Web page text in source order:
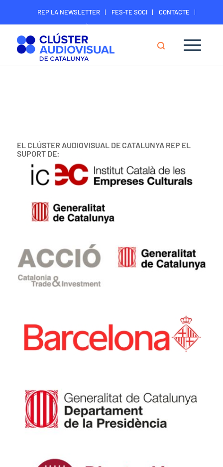
REP LA NEWSLETTER FES-TE SOCI
CONTACTE
ÀREA DIGITAL SOCIS
EL CLÚSTER AUDIOVISUAL DE CATALUNYA REP EL
SUPORT DE: